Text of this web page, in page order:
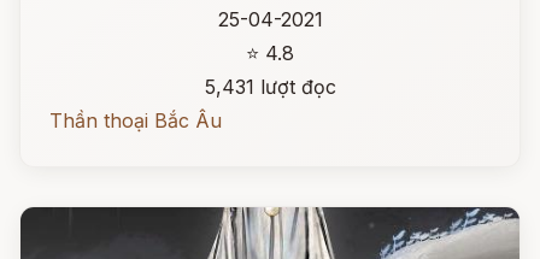
25-04-2021
⭐ 4.8
5,431 lượt đọc
Thần thoại Bắc Âu